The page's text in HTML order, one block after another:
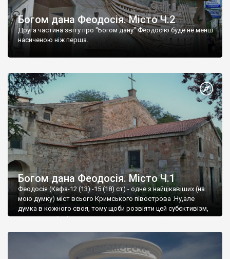
Богом дана Феодосія. Місто Ч.2
Друга частина звіту про "Богом дану" Феодосію буде не менш
насиченою ніж перша.
Богом дана Феодосія. Місто Ч.1
Феодосія (Кафа-12 (13) -15 (18) ст) - одне з найцікавіших (на
мою думку) міст всього Кримського півострова .Ну,але
думка в кожного своя, тому щоби розвіяти цей субєктивізм,
запрошую відвідати це